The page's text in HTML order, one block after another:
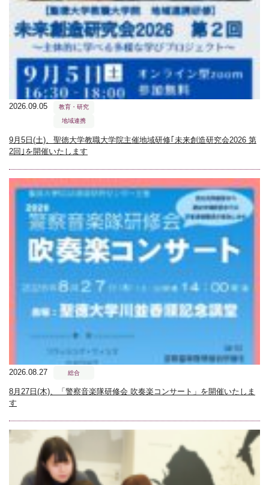
2026.09.05 教育・研究
地域連携
9月5日(土)、聖徳大学教職大学院主催地域研修｢未来創造研究会2026 第
2回｣を開催いたします
2026.08.27 総合
8月27日(木)、「警察音楽隊研修会 吹奏楽コンサート」を開催いたしま
す